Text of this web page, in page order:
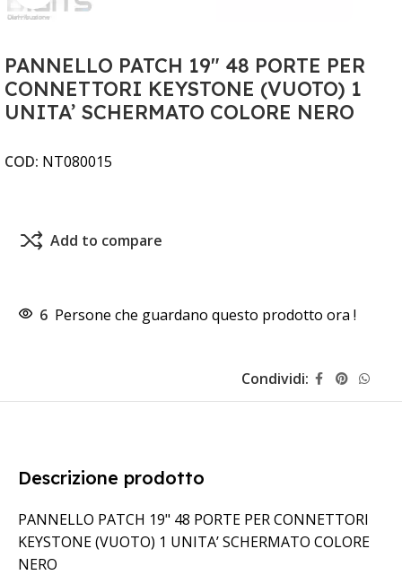
PANNELLO PATCH 19" 48 PORTE PER
CONNETTORI KEYSTONE (VUOTO) 1
UNITA’ SCHERMATO COLORE NERO
COD: NT080015
Add to compare
6 Persone che guardano questo prodotto ora !
Condividi:
Descrizione prodotto
PANNELLO PATCH 19" 48 PORTE PER CONNETTORI
KEYSTONE (VUOTO) 1 UNITA’ SCHERMATO COLORE
NERO